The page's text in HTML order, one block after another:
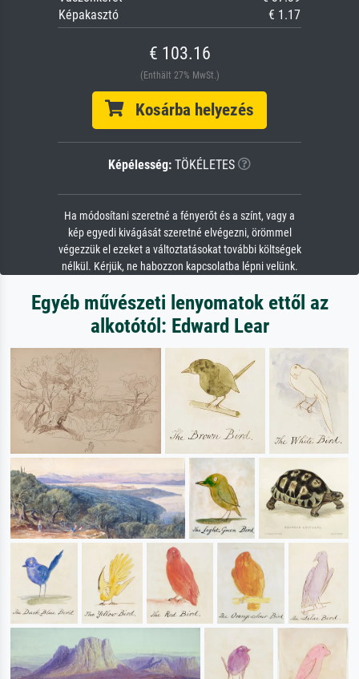
Képakasztó
€ 1.17
€ 103.16
(Enthält 27% MwSt.)
Kosárba helyezés
Képélesség: TÖKÉLETES
Ha módosítani szeretné a fényerőt és a színt, vagy a
kép egyedi kivágását szeretné elvégezni, örömmel
végezzük el ezeket a változtatásokat további költségek
nélkül. Kérjük, ne habozzon kapcsolatba lépni velünk.
Egyéb művészeti lenyomatok ettől az
alkotótól: Edward Lear